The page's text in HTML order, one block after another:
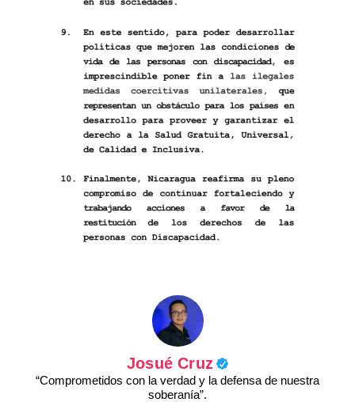
Josué Cruz
“Comprometidos con la verdad y la defensa de nuestra
soberanía”.